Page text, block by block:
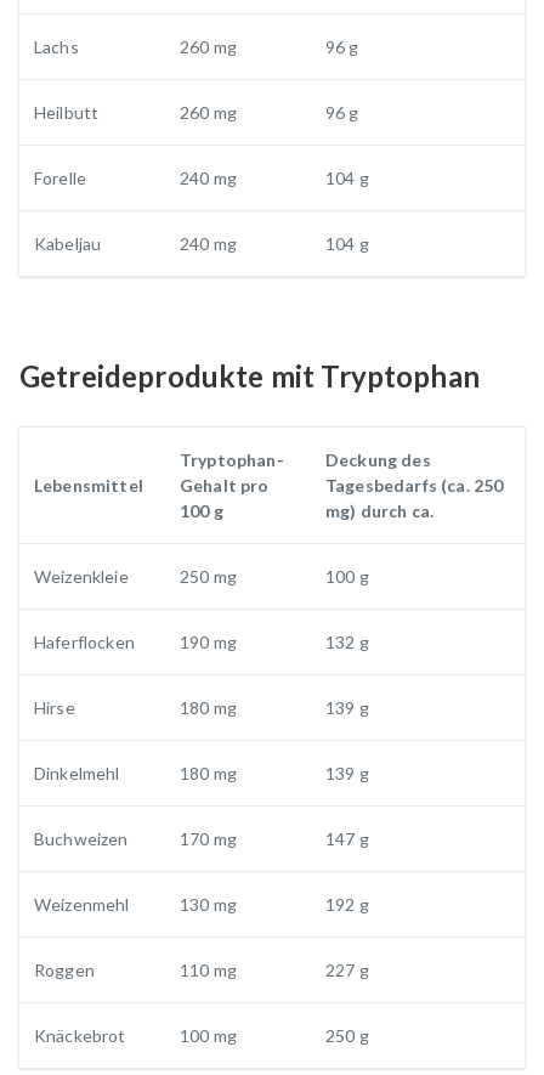
Lachs 260 mg 96 g
Heilbutt 260 mg 96 g
Forelle 240 mg 104 g
Kabeljau 240 mg 104 g
Getreideprodukte mit Tryptophan
Lebensmittel
Tryptophan-
Gehalt pro
100 g
Deckung des
Tagesbedarfs (ca. 250
mg) durch ca.
Weizenkleie 250 mg 100 g
Haferflocken 190 mg 132 g
Hirse 180 mg 139 g
Dinkelmehl 180 mg 139 g
Buchweizen 170 mg 147 g
Weizenmehl 130 mg 192 g
Roggen 110 mg 227 g
Knäckebrot 100 mg 250 g